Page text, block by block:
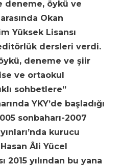
deneme, öykü ve
Okan
Yüksek Lisansı
dersleri verdi.
deneme ve şiir
ve ortaokul
sohbetlere”
YKY’de başladığı
sonbaharı-2007
kurucu
Âli Yücel
2015 yılından bu yana